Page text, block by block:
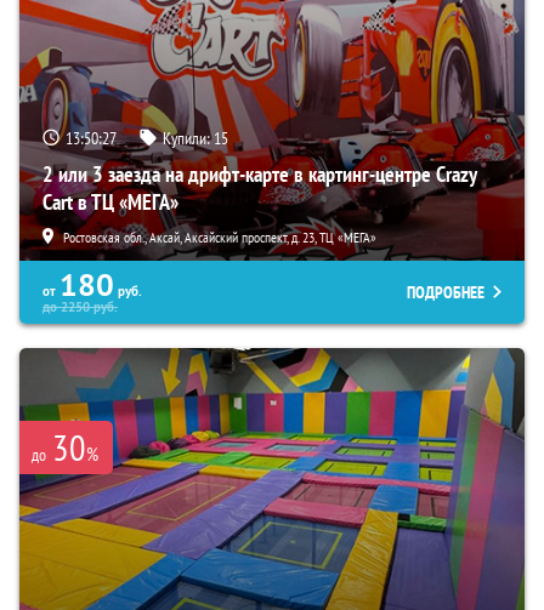
13:50:26 Купили:15
2 или 3 заезда на дрифт-карте в картинг-центре Crazy
Cart в ТЦ «МЕГА»
Ростовская обл., Аксай, Аксайский проспект, д. 23, ТЦ «МЕГА»
от 180 руб.
до2250руб.
ПОДРОБНЕЕ
до 30%